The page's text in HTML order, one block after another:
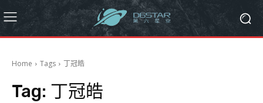
Home Tags 丁冠皓
Tag: 丁冠皓